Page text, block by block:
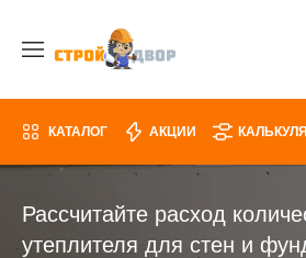
КАТАЛОГ АКЦИИ
Рассчитайте расход
утеплителя для стен и